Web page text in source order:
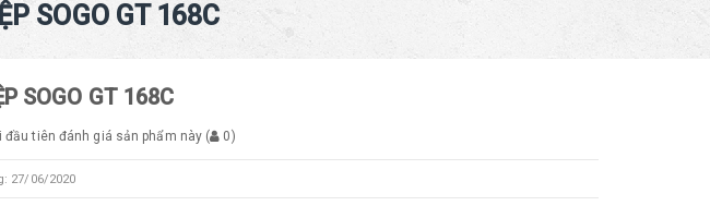
SOGO GT 168C
SOGO GT 168C
đầu tiên đánh giá sản phẩm này ( 0)
27/06/2020